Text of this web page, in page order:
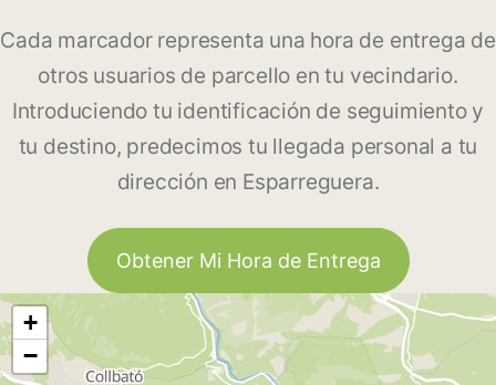
Cada marcador representa una hora de entrega de
otros usuarios de parcello en tu vecindario.
Introduciendo tu identificación de seguimiento y
tu destino, predecimos tu llegada personal a tu
dirección en Esparreguera.
Obtener Mi Hora de Entrega
+
−